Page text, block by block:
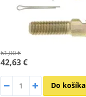
61,00 €
42,63 €
Do košíka